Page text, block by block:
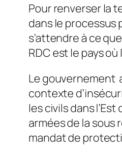
Pour renverser la
dans le processus
s’attendre à ce
RDC est le pays
Le gouvernement
contexte
les civils dans
armées de la
mandat de